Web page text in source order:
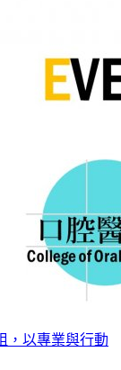
，以專業與行動